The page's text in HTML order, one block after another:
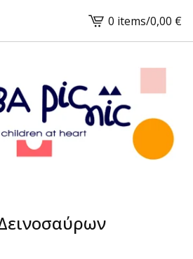
View
cart
0 items/0,00 €